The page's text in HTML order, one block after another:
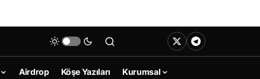
Airdrop Köşe Yazıları Kurumsal